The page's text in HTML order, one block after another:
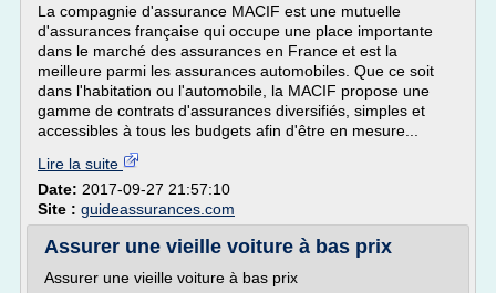
La compagnie d'assurance MACIF est une mutuelle
d'assurances française qui occupe une place importante
dans le marché des assurances en France et est la
meilleure parmi les assurances automobiles. Que ce soit
dans l'habitation ou l'automobile, la MACIF propose une
gamme de contrats d'assurances diversifiés, simples et
accessibles à tous les budgets afin d'être en mesure...
Lire la suite
Date: 2017-09-27 21:57:10
Site : guideassurances.com
Assurer une vieille voiture à bas prix
Assurer une vieille voiture à bas prix